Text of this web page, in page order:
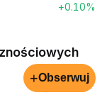
+0.10%
+Obserwuj